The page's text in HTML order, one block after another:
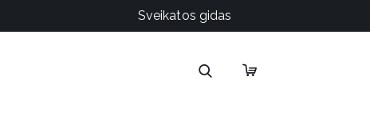
Sveikatos gidas